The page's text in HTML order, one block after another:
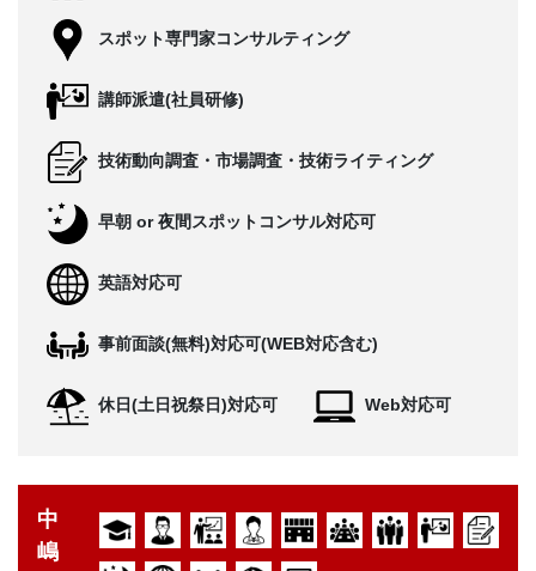
スポット専門家コンサルティング
講師派遣(社員研修)
技術動向調査・市場調査・技術ライティング
早朝 or 夜間スポットコンサル対応可
英語対応可
事前面談(無料)対応可(WEB対応含む)
休日(土日祝祭日)対応可 Web対応可
中
嶋